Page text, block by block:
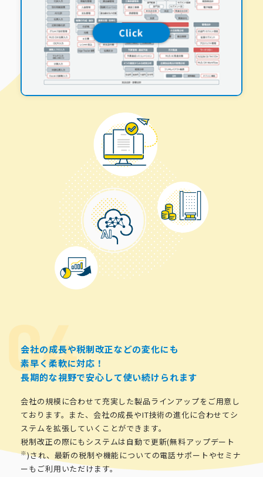
会社の成長や税制改正などの変化にも
素早く柔軟に対応！
長期的な視野で安心して使い続けられます
会社の規模に合わせて充実した製品ラインアップをご用意し
ております。また、会社の成長やIT技術の進化に合わせてシ
ステムを拡張していくことができます。
税制改正の際にもシステムは自動で更新(無料アップデート
※)され、最新の税制や機能についての電話サポートやセミナ
ーもご利用いただけます。